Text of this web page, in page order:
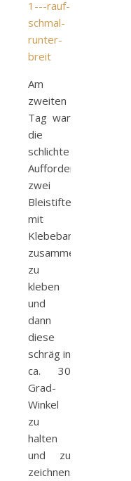
Am
zweiten
Tag war
die
schlichte
Aufforderung,
zwei
Bleistifte
mit
Klebeband
zusammen
zu
kleben
und
dann
diese
schräg in
ca. 30
Grad-
Winkel
zu
halten
und zu
zeichnen.